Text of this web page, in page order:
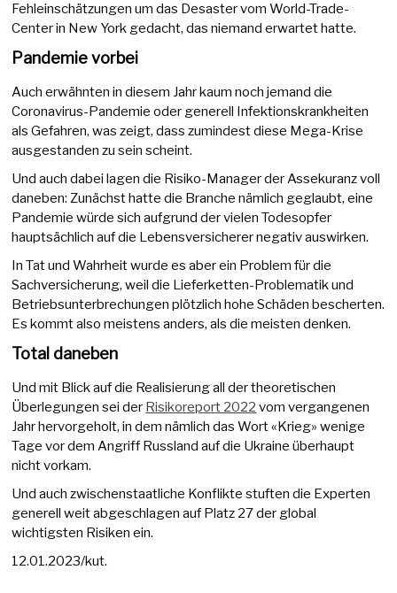
Fehleinschätzungen um das Desaster vom World-Trade-
Center in New York gedacht, das niemand erwartet hatte.
Pandemie vorbei
Auch erwähnten in diesem Jahr kaum noch jemand die
Coronavirus-Pandemie oder generell Infektionskrankheiten
als Gefahren, was zeigt, dass zumindest diese Mega-Krise
ausgestanden zu sein scheint.
Und auch dabei lagen die Risiko-Manager der Assekuranz voll
daneben: Zunächst hatte die Branche nämlich geglaubt, eine
Pandemie würde sich aufgrund der vielen Todesopfer
hauptsächlich auf die Lebensversicherer negativ auswirken.
In Tat und Wahrheit wurde es aber ein Problem für die
Sachversicherung, weil die Lieferketten-Problematik und
Betriebsunterbrechungen plötzlich hohe Schäden bescherten.
Es kommt also meistens anders, als die meisten denken.
Total daneben
Und mit Blick auf die Realisierung all der theoretischen
Überlegungen sei der Risikoreport 2022 vom vergangenen
Jahr hervorgeholt, in dem nämlich das Wort «Krieg» wenige
Tage vor dem Angriff Russland auf die Ukraine überhaupt
nicht vorkam.
Und auch zwischenstaatliche Konflikte stuften die Experten
generell weit abgeschlagen auf Platz 27 der global
wichtigsten Risiken ein.
12.01.2023/kut.